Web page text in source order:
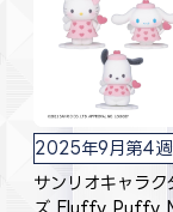
2025年9月第4週
サンリオキャラク
ズ Fluffy Puffy